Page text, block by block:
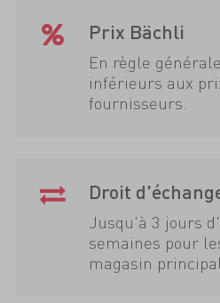
Prix Bächli
En règle
inférieurs aux
fournisseurs.
Droit
Jusqu'à 3 jours
semaines pour
magasin principal.